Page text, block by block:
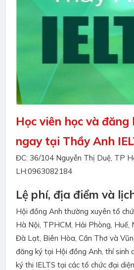
Học viên học và đăng
ngay tại Thầy Anh
ĐC: 36/104 Nguyễn Thị Duệ, TP
LH:0963082184
Lệ phí, địa điểm và
Hội đồng Anh thường xuyên tổ
Hà Nội, TPHCM, Hải Phòng, Huế,
Đà Lạt, Biên Hòa, Cần Thơ và
đăng ký tại Hội đồng Anh, thí sinh
ký thi IELTS tại các tổ chức đại